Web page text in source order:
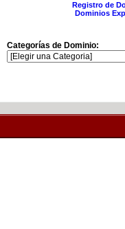
Registro de
Dominios
Categorías de Dominio: